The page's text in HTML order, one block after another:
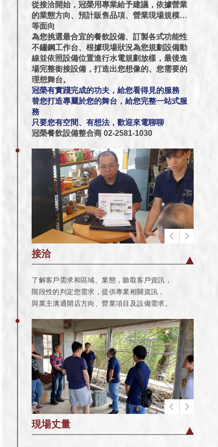
從接洽開始，冠榮用專業給予建議，依據營業
的業態方向、預計販售品項、營業現場規模…
等面向
為您挑選最合宜的餐飲設備、訂製各式功能性
不鏽鋼工作台、根據現場狀況為您規劃設備動
線並依照設備位置進行水電規劃放樣，最後進
場完整銜接設備，打造出您想像的、您需要的
理想舞台。
冠榮有實踐完成的功夫，給您看得見的服務
替您打造專屬於您的舞台，給您完整一站式服
務
只要您有空間、有想法，歡迎來電聊聊
冠榮餐飲設備整合商 02-2581-1030
接洽
了解客戶需求和區域、業態，聽取客戶資訊，
階段性的判定您需求，提供專業相關資訊，
與業主溝通開店方向、營業項目及設備需求。
現場丈量